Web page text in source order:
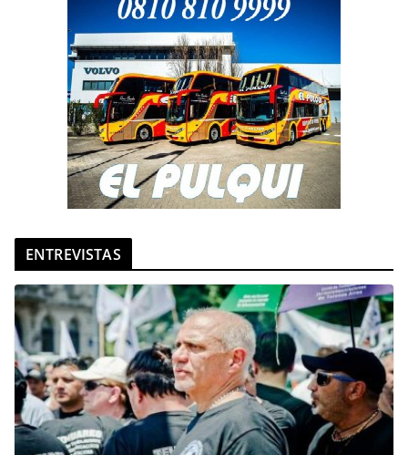
ENTREVISTAS